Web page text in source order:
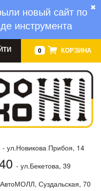
✖
новый сайт по
инструмента
0 КОРЗИНА
- ул.Новикова Прибоя, 14
- ул.Бекетова, 39
Суздальская, 70